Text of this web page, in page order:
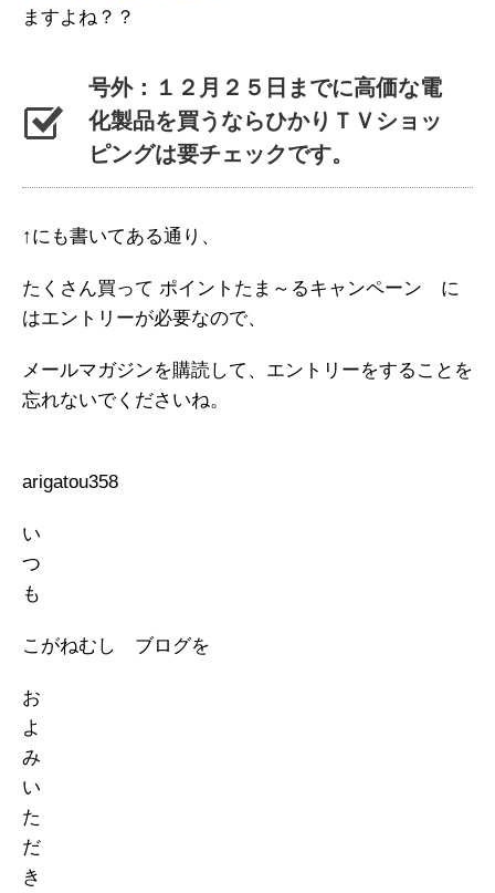
ますよね？？
号外：１２月２５日までに高価な電
化製品を買うならひかりＴＶショッ
ピングは要チェックです。
↑にも書いてある通り、
たくさん買って ポイントたま～るキャンペーン に
はエントリーが必要なので、
メールマガジンを購読して、エントリーをすることを
忘れないでくださいね。
arigatou358
い
つ
も
こがねむし ブログを
お
よ
み
い
た
だ
き